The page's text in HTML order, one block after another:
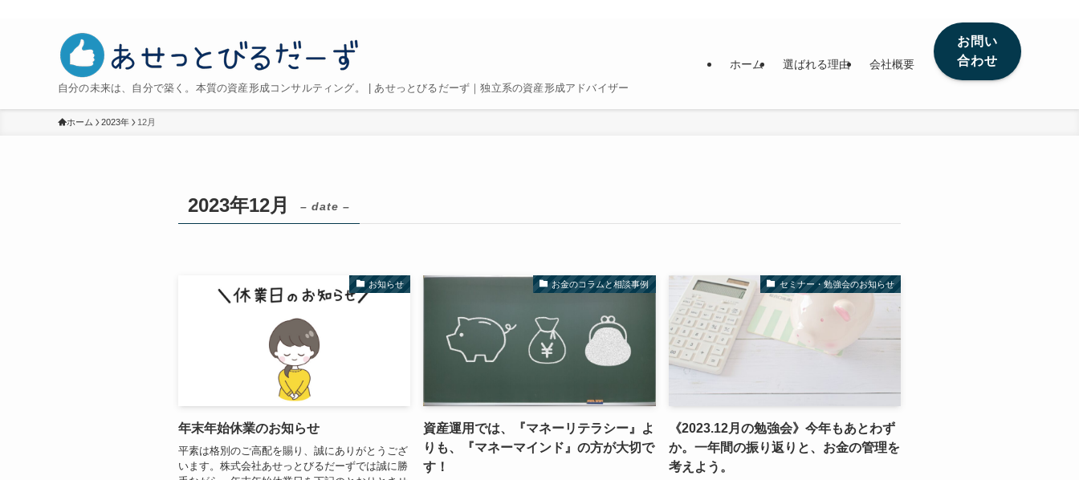
自分の未来は、自分で築く。本質の資産形成コンサルティング。 | あせっとびるだーず｜独立系の資産形成アドバイザー
ホーム 選ばれる理由 会社概要
お問い
合わせ
ホーム 2023年 12月
2023年12月 – date –
お知らせ
年末年始休業のお知らせ
平素は格別のご高配を賜り、誠にありがとうござ
います。株式会社あせっとびるだーずでは誠に勝
お金のコラムと相談事例
資産運用では、『マネーリテラシー』よ
りも、『マネーマインド』の方が大切で
す！
セミナー・勉強会のお知らせ
《2023.12月の勉強会》今年もあとわず
か。一年間の振り返りと、お金の管理を
考えよう。